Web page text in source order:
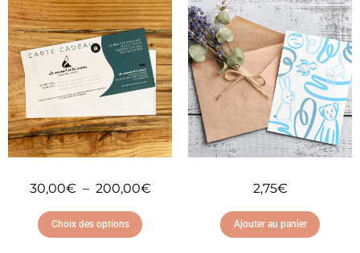
30,00€ – 200,00€
Choix des options
2,75€
Ajouter au panier